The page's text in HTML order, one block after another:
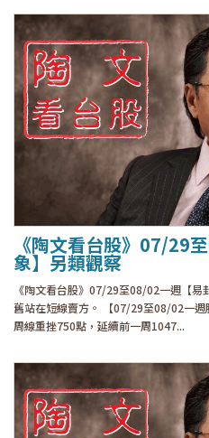
《陶文看台股》07/29
象】另類觀察
《陶文看台股》07/29至08/02一週【
舊站在短線賣方。 【07/29至08/02一週
周線重挫750點，延續前一周1047...